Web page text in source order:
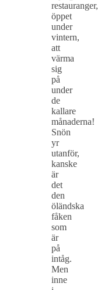
restauranger,
öppet
under
vintern,
att
värma
sig
på
under
de
kallare
månaderna!
Snön
yr
utanför,
kanske
är
det
den
öländska
fåken
som
är
på
intåg.
Men
inne